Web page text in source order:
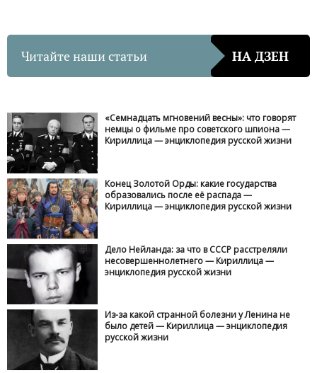
Читайте наши статьи НА ДЗЕН
«Семнадцать мгновений весны»: что говорят
немцы о фильме про советского шпиона —
Кириллица — энциклопедия русской жизни
Конец Золотой Орды: какие государства
образовались после её распада —
Кириллица — энциклопедия русской жизни
Дело Нейланда: за что в СССР расстреляли
несовершеннолетнего — Кириллица —
энциклопедия русской жизни
Из-за какой странной болезни у Ленина не
было детей — Кириллица — энциклопедия
русской жизни